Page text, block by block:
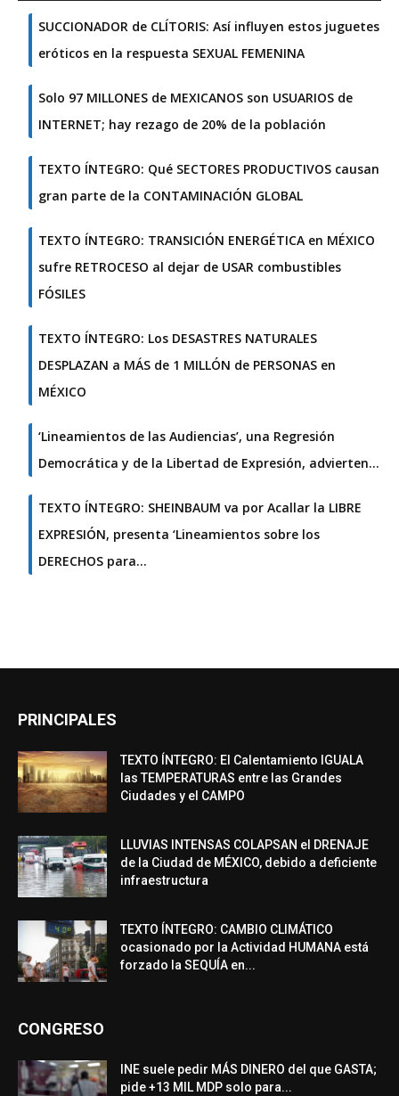
SUCCIONADOR de CLÍTORIS: Así influyen estos juguetes
eróticos en la respuesta SEXUAL FEMENINA
Solo 97 MILLONES de MEXICANOS son USUARIOS de
INTERNET; hay rezago de 20% de la población
TEXTO ÍNTEGRO: Qué SECTORES PRODUCTIVOS causan
gran parte de la CONTAMINACIÓN GLOBAL
TEXTO ÍNTEGRO: TRANSICIÓN ENERGÉTICA en MÉXICO
sufre RETROCESO al dejar de USAR combustibles
FÓSILES
TEXTO ÍNTEGRO: Los DESASTRES NATURALES
DESPLAZAN a MÁS de 1 MILLÓN de PERSONAS en
MÉXICO
‘Lineamientos de las Audiencias’, una Regresión
Democrática y de la Libertad de Expresión, advierten…
TEXTO ÍNTEGRO: SHEINBAUM va por Acallar la LIBRE
EXPRESIÓN, presenta ‘Lineamientos sobre los
DERECHOS para…
PRINCIPALES
TEXTO ÍNTEGRO: El Calentamiento IGUALA
las TEMPERATURAS entre las Grandes
Ciudades y el CAMPO
LLUVIAS INTENSAS COLAPSAN el DRENAJE
de la Ciudad de MÉXICO, debido a deficiente
infraestructura
TEXTO ÍNTEGRO: CAMBIO CLIMÁTICO
ocasionado por la Actividad HUMANA está
forzado la SEQUÍA en...
CONGRESO
INE suele pedir MÁS DINERO del que GASTA;
pide +13 MIL MDP solo para...